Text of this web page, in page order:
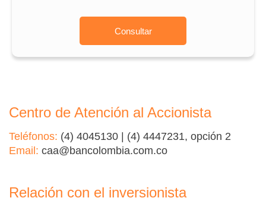
Consultar
Centro de Atención al Accionista
Teléfonos: (4) 4045130 | (4) 4447231, opción 2
Email: caa@bancolombia.com.co
Relación con el inversionista